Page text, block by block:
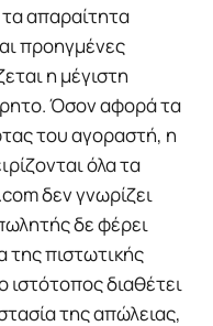
απαραίτητα
προηγμένες
η μέγιστη
Όσον αφορά τα
του αγοραστή, η
όλα τα
δεν γνωρίζει
δε φέρει
της πιστωτικής
διαθέτει
της απώλειας,